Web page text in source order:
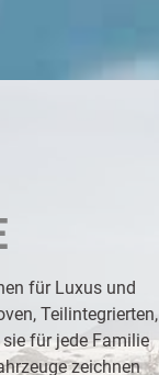
für Luxus und
Teilintegrierten,
für jede Familie
zeichnen